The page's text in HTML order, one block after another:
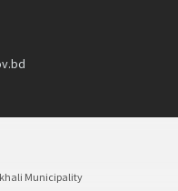
Municipality